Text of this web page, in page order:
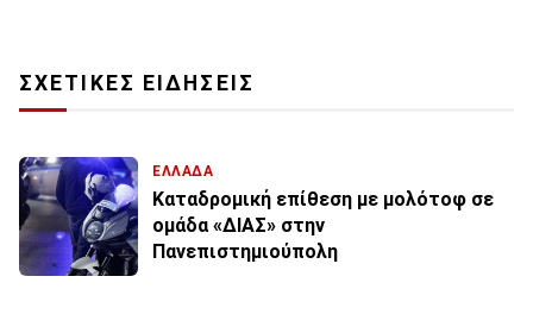
ΣΧΕΤΙΚΕΣ ΕΙΔΗΣΕΙΣ
ΕΛΛΑΔΑ
Καταδρομική επίθεση με μολότοφ σε
ομάδα «ΔΙΑΣ» στην
Πανεπιστημιούπολη